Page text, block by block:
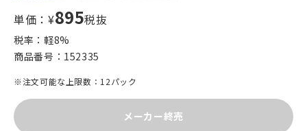
単価：¥895税抜
税率：軽8%
商品番号： 152335
※注文可能な上限数：12パック
メーカー終売